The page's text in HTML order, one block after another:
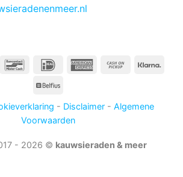
BancontactIDeal
American Cash
Belfius
- Disclaimer- Algemene
Voorwaarden
- 2026 © kauwsieraden & meer